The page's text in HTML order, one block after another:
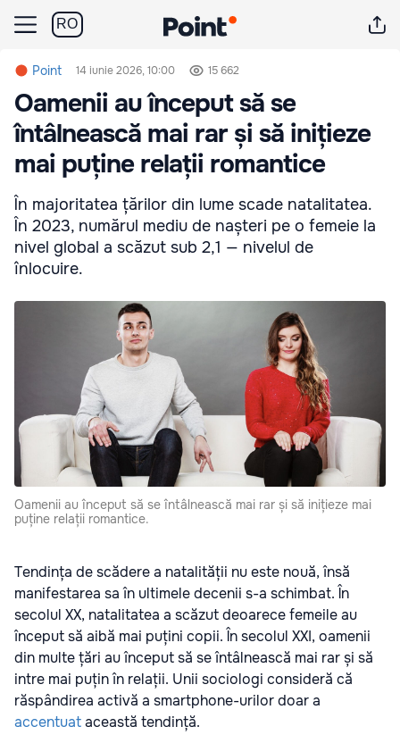
RO
Point 14 iunie 2026, 10:00 15 662
Oamenii au început să se
întâlnească mai rar și să inițieze
mai puține relații romantice
În majoritatea țărilor din lume scade natalitatea.
În 2023, numărul mediu de nașteri pe o femeie la
nivel global a scăzut sub 2,1 — nivelul de
înlocuire.
Oamenii au început să se întâlnească mai rar și să inițieze mai
puține relații romantice.
Tendința de scădere a natalității nu este nouă, însă
manifestarea sa în ultimele decenii s-a schimbat. În
secolul XX, natalitatea a scăzut deoarece femeile au
început să aibă mai puțini copii. În secolul XXI, oamenii
din multe țări au început să se întâlnească mai rar și să
intre mai puțin în relații. Unii sociologi consideră că
răspândirea activă a smartphone-urilor doar a
accentuataceastă tendință.